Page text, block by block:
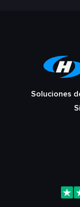
Soluciones